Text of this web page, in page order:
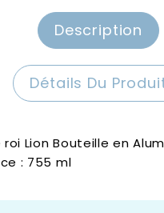
Description
Détails Du
roi Lion Bouteille en
: 755 ml